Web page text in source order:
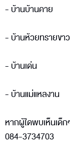
- บ้านบ้านคาย
- บ้านห้วยทรายขาว
- บ้านเด่น
- บ้านแม่แหลงาน
หากผู้ใดพบเห็นเด็
084-3734703